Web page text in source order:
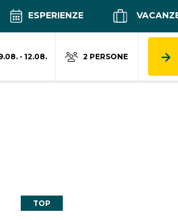
ESPERIENZE
- 12.08. 2 PERSONE
TOP